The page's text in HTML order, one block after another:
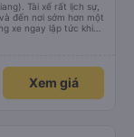
Tài xế rất lịch sự,
đến nơi sớm hơn một
xe ngay lập tức khi
hoàn toàn an toàn.
Xem giá